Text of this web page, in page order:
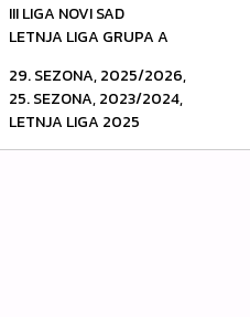
III LIGA NOVI SAD
LETNJA LIGA GRUPA A
29. SEZONA, 2025/2026,
25. SEZONA, 2023/2024,
LETNJA LIGA 2025